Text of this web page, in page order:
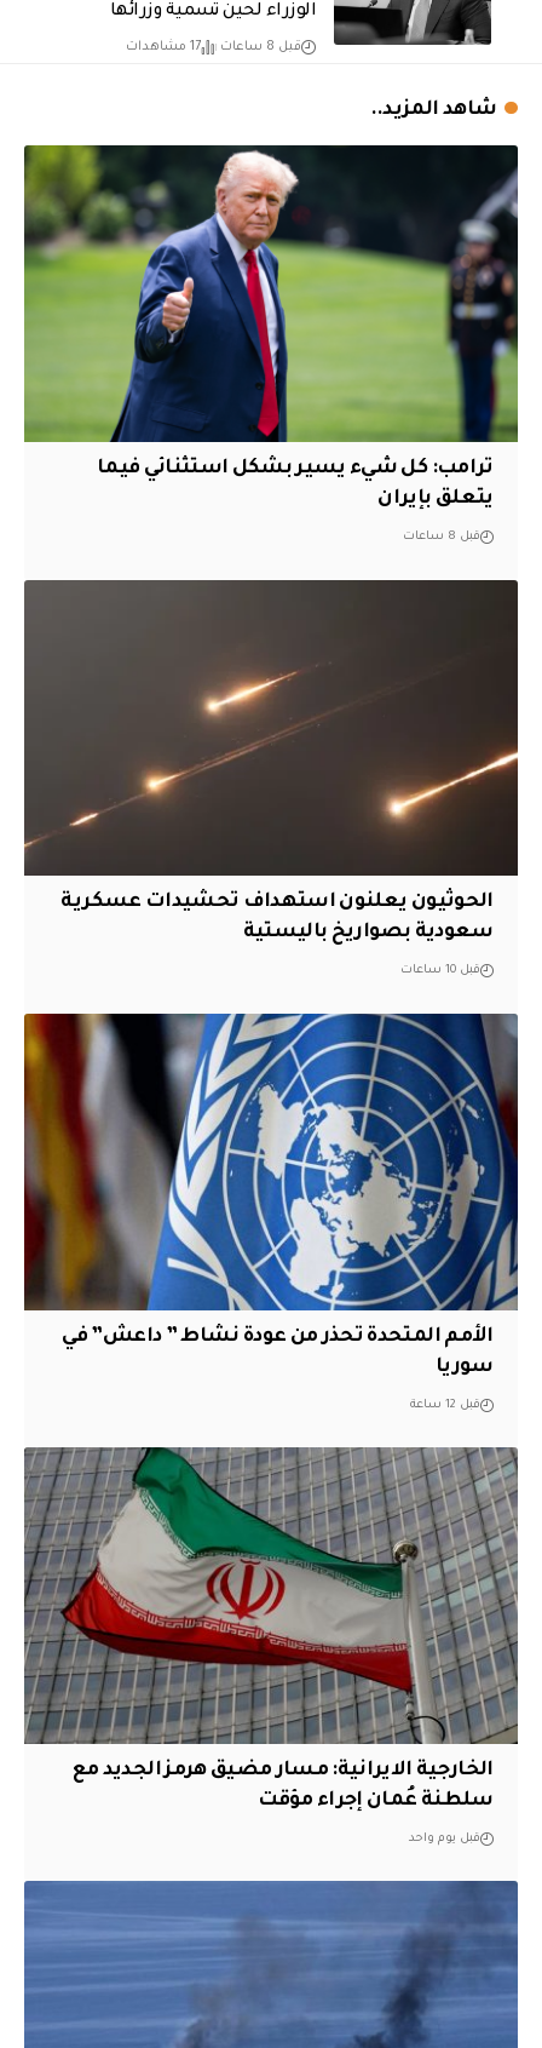
الوزراء لحين تسمية وزرائها
قبل 8 ساعات 17 مشاهدات
شاهد المزيد..
ترامب: كل شيء يسير بشكل استثنائي فيما
يتعلق بإيران
قبل 8 ساعات
الحوثيون يعلنون استهداف تحشيدات عسكرية
سعودية بصواريخ باليستية
قبل 10 ساعات
الأمم المتحدة تحذر من عودة نشاط ” داعش” في
سوريا
قبل 12 ساعة
الخارجية الايرانية: مسار مضيق هرمز الجديد مع
سلطنة عُمان إجراء مؤقت
قبل يوم واحد